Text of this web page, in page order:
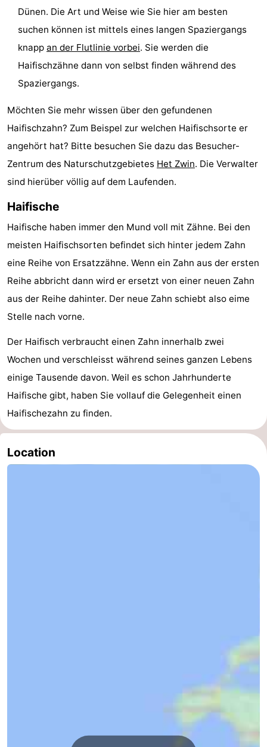
Dünen. Die Art und Weise wie Sie hier am besten
suchen können ist mittels eines langen Spaziergangs
knapp an der Flutlinie vorbei. Sie werden die
Haifischzähne dann von selbst finden während des
Spaziergangs.
Möchten Sie mehr wissen über den gefundenen
Haifischzahn? Zum Beispel zur welchen Haifischsorte er
angehört hat? Bitte besuchen Sie dazu das Besucher-
Zentrum des Naturschutzgebietes Het Zwin. Die Verwalter
sind hierüber völlig auf dem Laufenden.
Haifische
Haifische haben immer den Mund voll mit Zähne. Bei den
meisten Haifischsorten befindet sich hinter jedem Zahn
eine Reihe von Ersatzzähne. Wenn ein Zahn aus der ersten
Reihe abbricht dann wird er ersetzt von einer neuen Zahn
aus der Reihe dahinter. Der neue Zahn schiebt also eime
Stelle nach vorne.
Der Haifisch verbraucht einen Zahn innerhalb zwei
Wochen und verschleisst während seines ganzen Lebens
einige Tausende davon. Weil es schon Jahrhunderte
Haifische gibt, haben Sie vollauf die Gelegenheit einen
Haifischezahn zu finden.
Location